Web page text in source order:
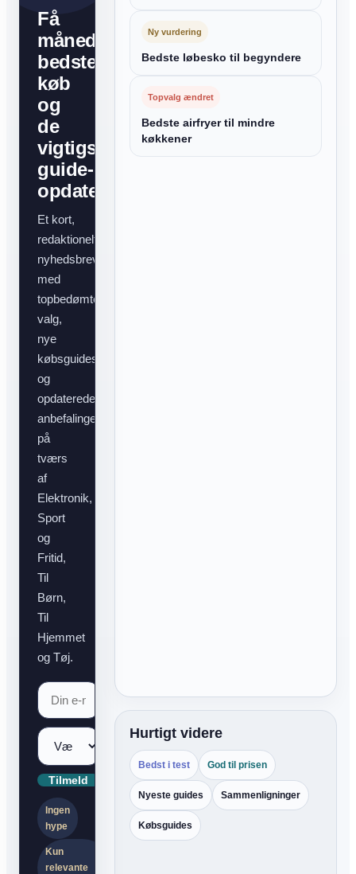
Få
månedens
bedste
køb
og
de
vigtigste
guide-
opdateringer
Et kort,
redaktionelt
nyhedsbrev
med
topbedømte
valg,
nye
købsguides
og
opdaterede
anbefalinger
på
tværs
af
Elektronik,
Sport
og
Fritid,
Til
Børn,
Til
Hjemmet
og Tøj.
Tilmeld
Ingen
hype
Kun
relevante
Ny vurdering
Bedste løbesko til begyndere
Topvalg ændret
Bedste airfryer til mindre
køkkener
Hurtigt videre
Bedst i test God til prisen
Nyeste guides Sammenligninger
Købsguides